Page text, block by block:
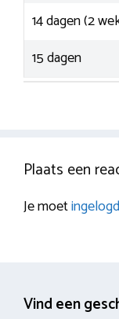
14 dagen (2
15 dagen
Plaats een
Je moet
Vind een